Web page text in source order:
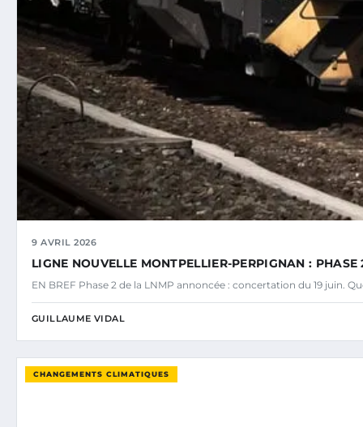
9 AVRIL 2026
LIGNE NOUVELLE MONTPELLIER-PERPIGNAN :
EN BREF Phase 2 de la LNMP annoncée : concertation du 19 juin.
GUILLAUME VIDAL
CHANGEMENTS CLIMATIQUES